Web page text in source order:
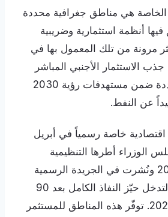
الخاصة هي مناطق جغرافية محددة
أنظمة استثمارية وضريبية
مرونة من تلك المعمول بها في
الاستثمار الأجنبي المباشر
وتنمية قطاعات محددة ضمن مستهدفات رؤية 2030
عن النفط.
خاصة رسمياً في أبريل
الوزراء أطرها التنظيمية
التفصيلية مطلع 2026 ونُشرت في الجريدة الرسمية
في 16 يناير 2026، لتدخل حيّز النفاذ الكامل بعد 90
يوماً في 16 أبريل 2026. توفّر هذه المناطق للمستثمر